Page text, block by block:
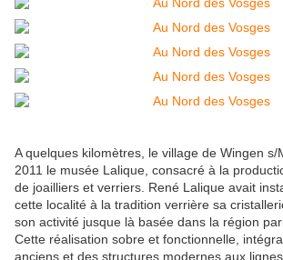
A quelques kilomètres, le village de Wingen
2011 le musée Lalique, consacré à la
de joailliers et verriers. René Lalique avait
cette localité à la tradition verrière sa
son activité jusque là basée dans la région
Cette réalisation sobre et fonctionnelle,
anciens et des structures modernes aux